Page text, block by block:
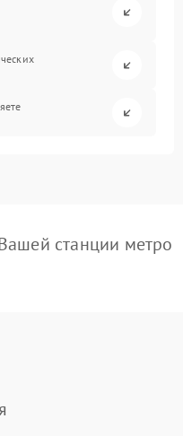
станции метро